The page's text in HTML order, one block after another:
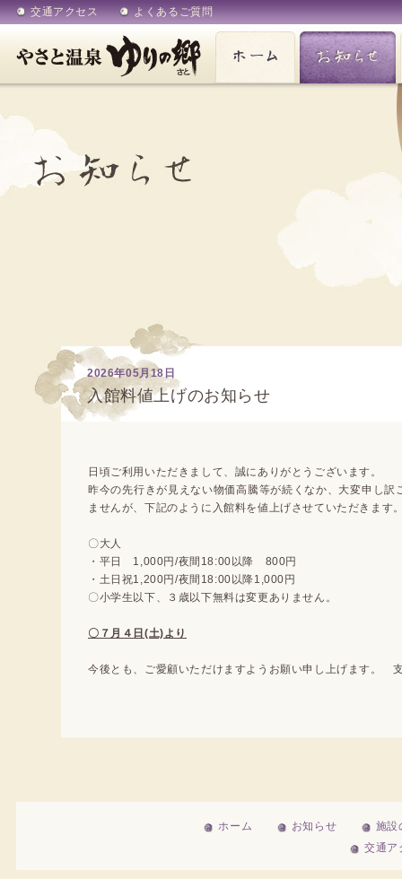
交通アクセス
よくあるご質問
ホーム
お知らせ
2026年05月18日
入館料値上げのお知らせ
日頃ご利用いただきまして、誠にありがとうございます。
昨今の先行きが見えない物価高騰等が続くなか、大変申し訳
ませんが、下記のように入館料を値上げさせていただきます
〇大人
・平日 1,000円/夜間18:00以降 800円
・土日祝1,200円/夜間18:00以降1,000円
〇小学生以下、３歳以下無料は変更ありません。
〇７月４日(土)より
今後とも、ご愛顧いただけますようお願い申し上げます。
ホーム お知らせ
施設
交通ア